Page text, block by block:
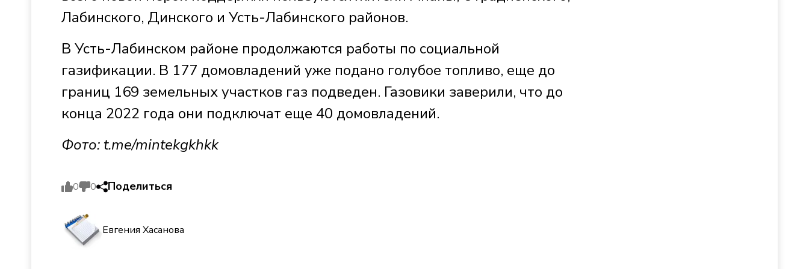
Лабинского, Динского и Усть-Лабинского районов.
В Усть-Лабинском районе продолжаются работы по социальной
газификации. В 177 домовладений уже подано голубое топливо, еще до
границ 169 земельных участков газ подведен. Газовики заверили, что до
конца 2022 года они подключат еще 40 домовладений.
Фото: t.me/mintekgkhkk
0 0 Поделиться
Евгения Хасанова